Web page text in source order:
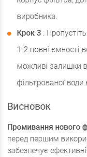
виробника.
Крок 3 :
1-2 повні ємності
можливі залишки
фільтрованої
Висновок
Промивання нового
перед першим
забезпечує